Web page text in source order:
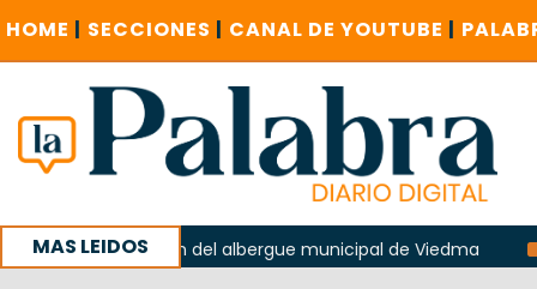
HOME | SECCIONES | CANAL DE YOUTUBE |
MAS LEIDOS
explosión del albergue municipal de Viedma La
con un encuentro provincial en Roca